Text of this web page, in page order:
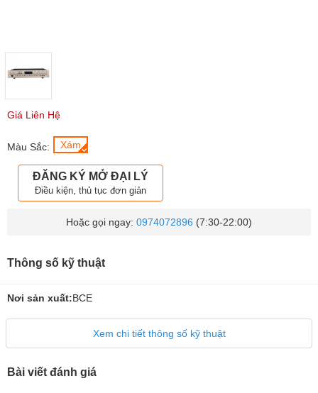
Giá Liên Hệ
Màu Sắc: Xám
ĐĂNG KÝ MỞ ĐẠI LÝ
Điều kiện, thủ tục đơn giản
Hoặc gọi ngay: 0974072896 (7:30-22:00)
Thông số kỹ thuật
Nơi sản xuất:BCE
Xem chi tiết thông số kỹ thuật
Bài viết đánh giá